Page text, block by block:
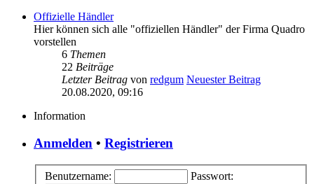
Offizielle Händler
Hier können sich alle "offiziellen Händler" der Firma Quadro
vorstellen
6 Themen
22 Beiträge
Letzter Beitrag von redgum Neuester Beitrag
20.08.2020, 09:16
Information
Anmelden • Registrieren
Benutzername:
Passwort: